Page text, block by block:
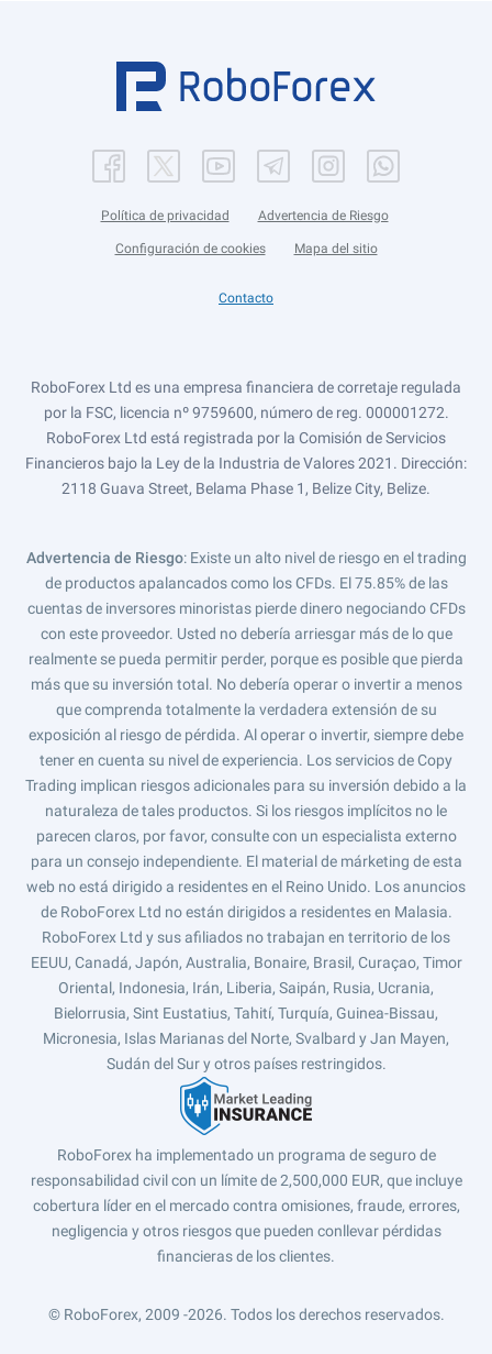
Política de privacidad Advertencia de Riesgo
Configuración de cookies Mapa del sitio
Contacto
RoboForex Ltd es una empresa financiera de corretaje regulada
por la FSC, licencia nº 9759600, número de reg. 000001272.
RoboForex Ltd está registrada por la Comisión de Servicios
Financieros bajo la Ley de la Industria de Valores 2021. Dirección:
2118 Guava Street, Belama Phase 1, Belize City, Belize.
Advertencia de Riesgo: Existe un alto nivel de riesgo en el trading
de productos apalancados como los CFDs. El 75.85% de las
cuentas de inversores minoristas pierde dinero negociando CFDs
con este proveedor. Usted no debería arriesgar más de lo que
realmente se pueda permitir perder, porque es posible que pierda
más que su inversión total. No debería operar o invertir a menos
que comprenda totalmente la verdadera extensión de su
exposición al riesgo de pérdida. Al operar o invertir, siempre debe
tener en cuenta su nivel de experiencia. Los servicios de Copy
Trading implican riesgos adicionales para su inversión debido a la
naturaleza de tales productos. Si los riesgos implícitos no le
parecen claros, por favor, consulte con un especialista externo
para un consejo independiente. El material de márketing de esta
web no está dirigido a residentes en el Reino Unido. Los anuncios
de RoboForex Ltd no están dirigidos a residentes en Malasia.
RoboForex Ltd y sus afiliados no trabajan en territorio de los
EEUU, Canadá, Japón, Australia, Bonaire, Brasil, Curaçao, Timor
Oriental, Indonesia, Irán, Liberia, Saipán, Rusia, Ucrania,
Bielorrusia, Sint Eustatius, Tahití, Turquía, Guinea-Bissau,
Micronesia, Islas Marianas del Norte, Svalbard y Jan Mayen,
Sudán del Sur y otros países restringidos.
RoboForex ha implementado un programa de seguro de
responsabilidad civil con un límite de 2,500,000 EUR, que incluye
cobertura líder en el mercado contra omisiones, fraude, errores,
negligencia y otros riesgos que pueden conllevar pérdidas
financieras de los clientes.
© RoboForex, 2009 -2026. Todos los derechos reservados.